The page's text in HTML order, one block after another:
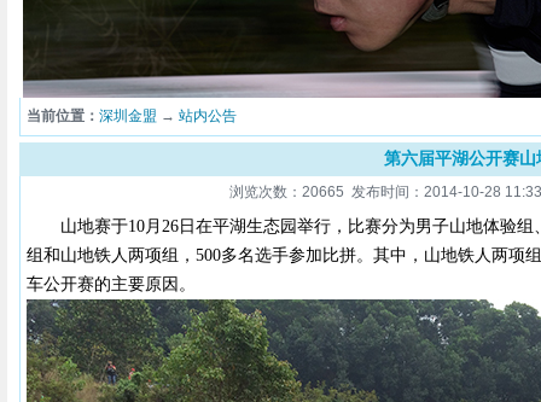
当前位置： 深圳金盟 → 站内公告
第六届平湖公开赛山
浏览次数：20665 发布时间：2014-10-28
山地赛于10月26日在平湖生态园举行，比赛分为男子山地体验
组和山地铁人两项组，500多名选手参加比拼。其中，山地铁人两项
车公开赛的主要原因。